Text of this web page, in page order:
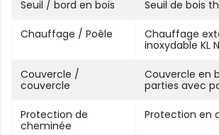
Seuil / bord en bois Seuil de bois
Chauffage / Poêle
Chauffage
inoxydable KL
Couvercle /
couvercle
Couvercle en
parties avec
Protection de
cheminée
Protection en